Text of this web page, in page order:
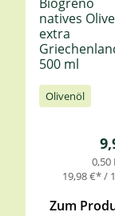
natives
extra
500 ml
Olivenöl
0,50
19,98 €* /
Zum